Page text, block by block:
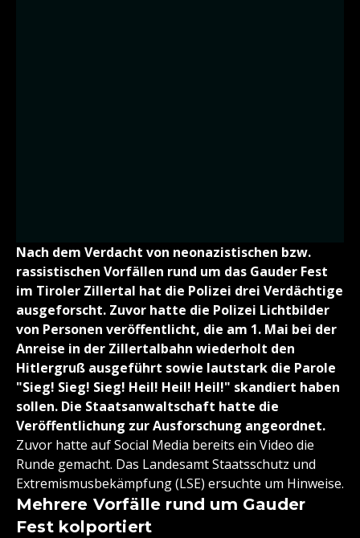
Nach dem Verdacht von neonazistischen bzw.
rassistischen Vorfällen rund um das Gauder Fest
im Tiroler Zillertal hat die Polizei drei Verdächtige
ausgeforscht. Zuvor hatte die Polizei Lichtbilder
von Personen veröffentlicht, die am 1. Mai bei der
Anreise in der Zillertalbahn wiederholt den
Hitlergruß ausgeführt sowie lautstark die Parole
"Sieg! Sieg! Sieg! Heil! Heil! Heil!" skandiert haben
sollen. Die Staatsanwaltschaft hatte die
Veröffentlichung zur Ausforschung angeordnet.
Zuvor hatte auf Social Media bereits ein Video die
Runde gemacht. Das Landesamt Staatsschutz und
Extremismusbekämpfung (LSE) ersuchte um Hinweise.
Mehrere Vorfälle rund um Gauder
Fest kolportiert